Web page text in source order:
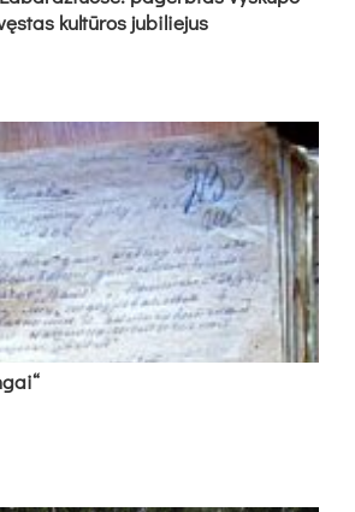
kul­tū­ros ju­bi­lie­jus